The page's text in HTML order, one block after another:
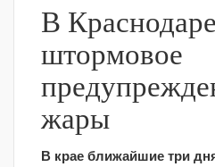
В
штормовое
жары
В крае ближайшие три